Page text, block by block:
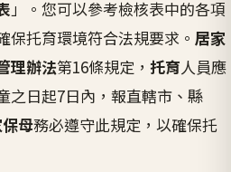
」。您可以參考檢核表中的各項
保托育環境符合法規要求。 居家
理辦法第16條規定， 托育人員應
之日起7日內，報直轄市、縣
母務必遵守此規定，以確保托